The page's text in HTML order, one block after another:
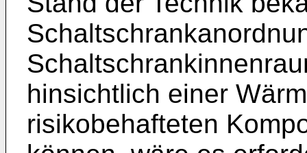
hinsichtlich einer
risikobehafteten